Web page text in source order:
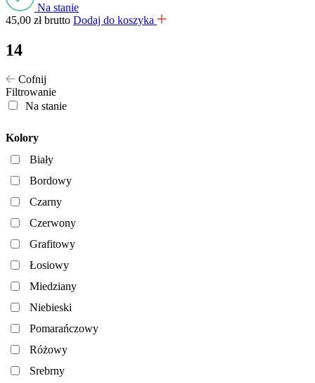
Na stanie
45,00 zł brutto Dodaj do koszyka
14
Cofnij
Filtrowanie
Na stanie
Kolory
Biały
Bordowy
Czarny
Czerwony
Grafitowy
Łosiowy
Miedziany
Niebieski
Pomarańczowy
Różowy
Srebrny